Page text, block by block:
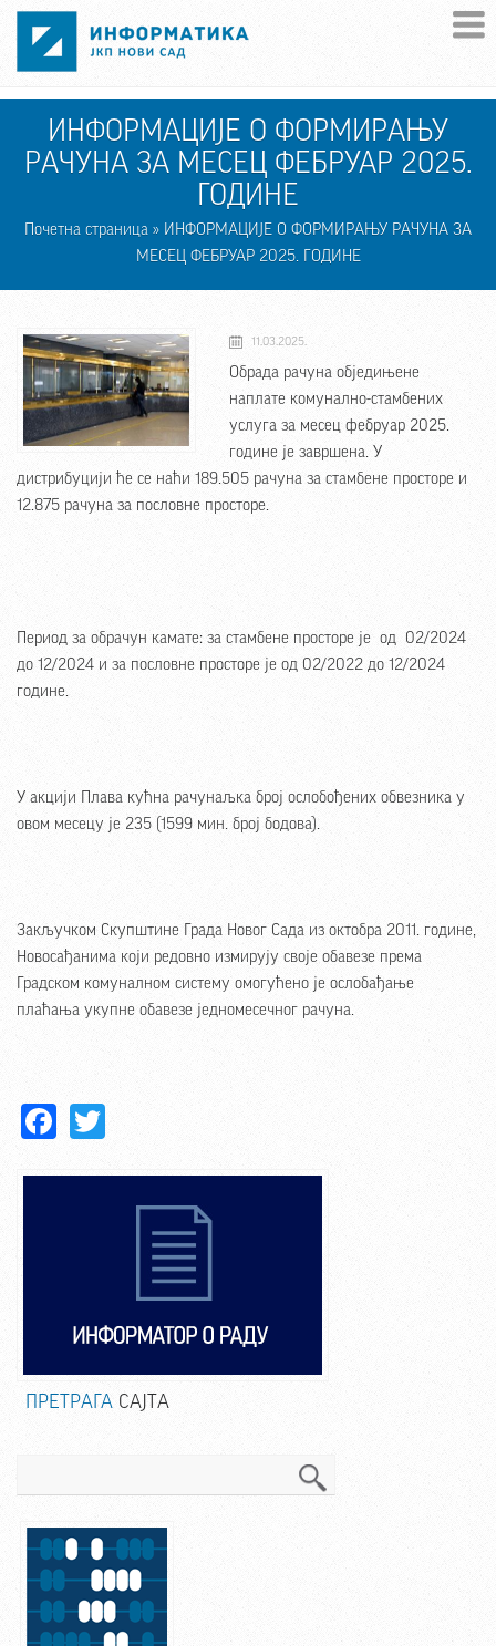
Skip to main content
ИНФОРМАЦИЈЕ О ФОРМИРАЊУ
РАЧУНА ЗА МЕСЕЦ ФЕБРУАР 2025.
ГОДИНЕ
Почетна страница » ИНФОРМАЦИЈЕ О ФОРМИРАЊУ РАЧУНА ЗА
МЕСЕЦ ФЕБРУАР 2025. ГОДИНЕ
11.03.2025.
Обрада рачуна обједињене
наплате комунално-стамбених
услуга за месец фебруар 2025.
године је завршена. У
дистрибуцији ће се наћи 189.505 рачуна за стамбене просторе и
12.875 рачуна за пословне просторе.
Период за обрачун камате: за стамбене просторе је од 02/2024
до 12/2024 и за пословне просторе је од 02/2022 до 12/2024
године.
У акцији Плава кућна рачунаљка број ослобођених обвезника у
овом месецу је 235 (1599 мин. број бодова).
Закључком Скупштине Града Новог Сада из октобра 2011. године,
Новосађанима који редовно измирују своје обавезе према
Градском комуналном систему омогућено је ослобађање
плаћања укупне обавезе једномесечног рачуна.
Facebook
ПРЕТРАГА САЈТА